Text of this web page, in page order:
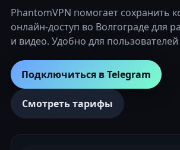
PhantomVPN помогает сохранить
онлайн-доступ во Волгограде для
и видео. Удобно для
Подключиться в Telegram
Смотреть тарифы